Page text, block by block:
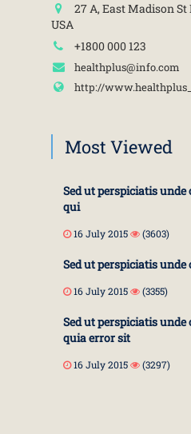
27 A, East Madison
USA
+1800 000 123
healthplus@info.com
http://
Most Viewed
Sed ut perspiciatis unde
qui
16 July 2015 (3603)
Sed ut perspiciatis unde
16 July 2015 (3355)
Sed ut perspiciatis unde
quia error sit
16 July 2015 (3297)